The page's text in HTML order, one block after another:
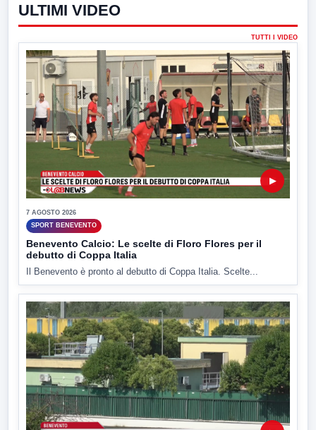
ULTIMI VIDEO
TUTTI I VIDEO
▶
7 AGOSTO 2026
SPORT BENEVENTO
Benevento Calcio: Le scelte di Floro Flores per il
debutto di Coppa Italia
Il Benevento è pronto al debutto di Coppa Italia. Scelte...